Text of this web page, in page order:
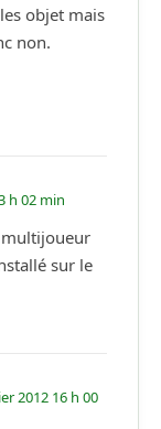
objet mais
non.
h 02 min
multijoueur
sur le
2012 16 h 00